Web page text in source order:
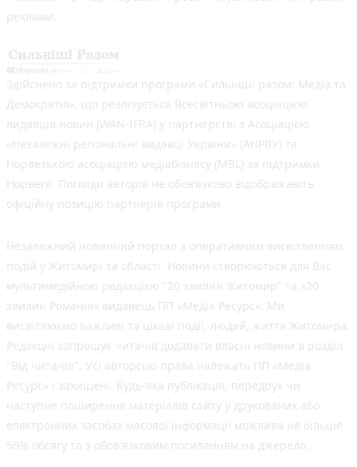
реклами.
Здійснено за підтримки програми «Сильніші разом: Медіа та
Демократія», що реалізується Всесвітньою асоціацією
видавців новин (WAN-IFRA) у партнерстві з Асоціацією
«Незалежні регіональні видавці України» (АНРВУ) та
Норвезькою асоціацією медіабізнесу (MBL) за підтримки
Норвегії. Погляди авторів не обов’язково відображають
офіційну позицію партнерів програми.
Незалежний новинний портал з оперативним висвітленням
подій у Житомирі та області. Новини створюються для Вас
мультимедійною редакцією "20 хвилин Житомир" та «20
хвилин Романів» видавець ПП «Медіа Ресурс». Ми
висвітлюємо важливі та цікаві події, людей, життя Житомира.
Редакція запрошує читачів додавати власні новини в розділ
"Від читачів". Усі авторські права належать ПП «Медіа
Ресурс» і захищені. Будь-яка публiкацiя, передрук чи
наступне поширення матеріалів сайту у друкованих або
електронних засобах масової інформації можлива не більше
50% обсягу та з обов'язковим посиланням на джерело.